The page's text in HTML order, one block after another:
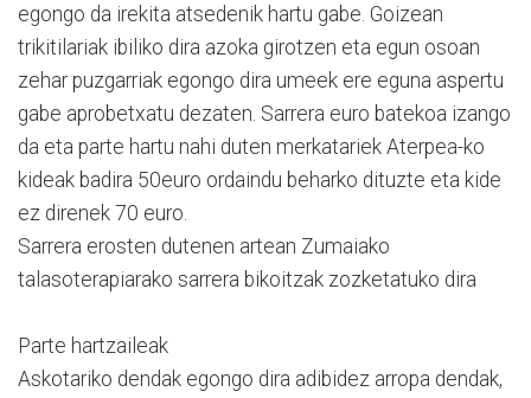
egongo da irekita atsedenik hartu gabe. Goizean
trikitilariak ibiliko dira azoka girotzen eta egun osoan
zehar puzgarriak egongo dira umeek ere eguna aspertu
gabe aprobetxatu dezaten. Sarrera euro batekoa izango
da eta parte hartu nahi duten merkatariek Aterpea-ko
kideak badira 50euro ordaindu beharko dituzte eta kide
ez direnek 70 euro.
Sarrera erosten dutenen artean Zumaiako
talasoterapiarako sarrera bikoitzak zozketatuko dira
Parte hartzaileak
Askotariko dendak egongo dira adibidez arropa dendak,